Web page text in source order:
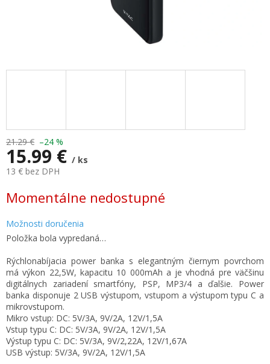
21.29 € –24 %
15.99 € / ks
13 € bez DPH
cena:
Momentálne nedostupné
Možnosti doručenia
Položka bola vypredaná…
Rýchlonabíjacia power banka s elegantným čiernym povrchom
má výkon 22,5W, kapacitu 10 000mAh a je vhodná pre väčšinu
digitálnych zariadení smartfóny, PSP, MP3/4 a ďalšie. Power
banka disponuje 2 USB výstupom, vstupom a výstupom typu C a
mikrovstupom.
Mikro vstup: DC: 5V/3A, 9V/2A, 12V/1,5A
Vstup typu C: DC: 5V/3A, 9V/2A, 12V/1,5A
Výstup typu C: DC: 5V/3A, 9V/2,22A, 12V/1,67A
USB výstup: 5V/3A, 9V/2A, 12V/1,5A